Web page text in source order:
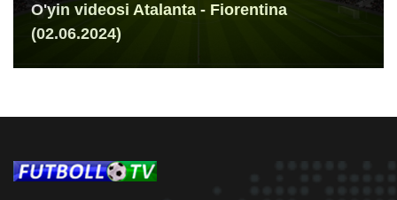
O'yin videosi Atalanta - Fiorentina
(02.06.2024)